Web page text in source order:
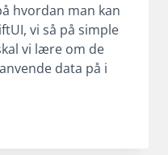
hvordan man kan
vi så på simple
vi lære om de
data på i